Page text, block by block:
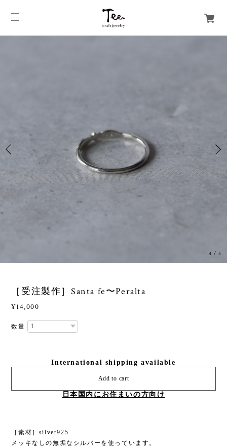
4 /5
［受注製作］Santa fe〜Peralta
¥14,000
数量
International shipping available
Add to cart
日本国内にお住まいの方向け
［素材］silver925
メッキなしの無垢なシルバーを使っています。